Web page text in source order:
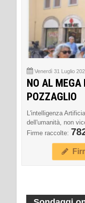
Venerdì 31 Luglio
NO AL MEGA
POZZAGLIO
L'intelligenza
dell'umanità, non
Firme raccolte: